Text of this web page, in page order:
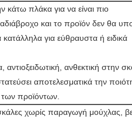
κάτω πλάκα για να είναι πιο
και το προϊόν δεν θα
κατάλληλα για εύθραυστα ή ειδικά
ανθεκτική στην
αποτελεσματικά την
των προϊόντων.
χωρίς παραγωγή μούχλας,